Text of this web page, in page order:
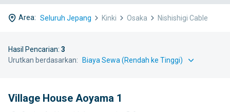
Area: Seluruh Jepang Kinki Osaka Nishishigi Cable
Hasil Pencarian: 3
Urutkan berdasarkan:
Village House Aoyama 1